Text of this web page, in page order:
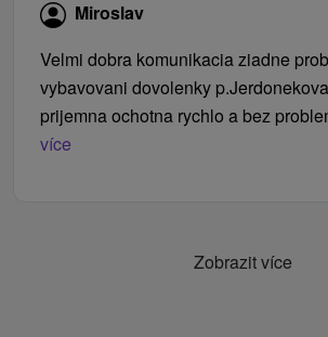
Miroslav
Velmi dobra komunikacia ziadne
vybavovani dovolenky
prijemna ochotna rychlo a bez
více
Zobrazit více